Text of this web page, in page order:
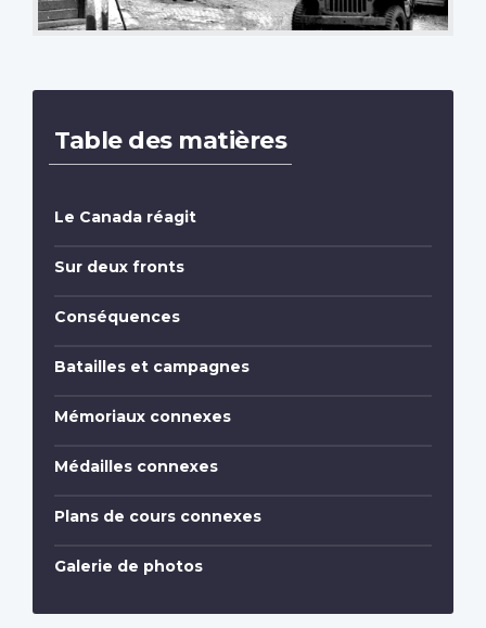
Table des matières
Le Canada réagit
Sur deux fronts
Conséquences
Batailles et campagnes
Mémoriaux connexes
Médailles connexes
Plans de cours connexes
Galerie de photos